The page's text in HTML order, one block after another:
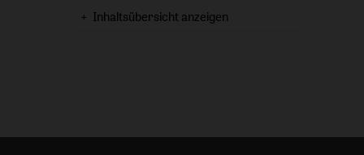
Inhaltsübersicht anzeigen